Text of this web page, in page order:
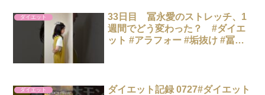
リーを見直す基礎代謝に対して摂取カロ
リーが多く食べ過ぎが原...
ダイエット
33日目 冨永愛のストレッチ、1
週間でどう変わった？ #ダイエ
ット #アラフォー #垢抜け #冨永
ダイエット
ダイエット記録 0727#ダイエット